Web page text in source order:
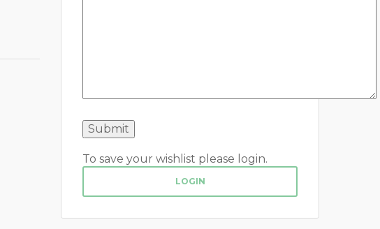
To save your wishlist please login.
LOGIN